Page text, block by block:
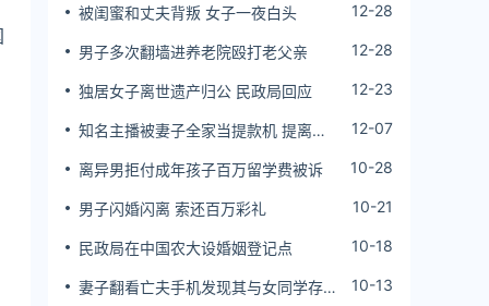
被闺蜜和丈夫背叛 女子一夜白头 12-28
男子多次翻墙进养老院殴打老父亲 12-28
独居女子离世遗产归公 民政局回应 12-23
知名主播被妻子全家当提款机 提离婚
12-07
离异男拒付成年孩子百万留学费被诉 10-28
男子闪婚闪离 索还百万彩礼 10-21
民政局在中国农大设婚姻登记点 10-18
妻子翻看亡夫手机发现其与女同学存婚
10-13